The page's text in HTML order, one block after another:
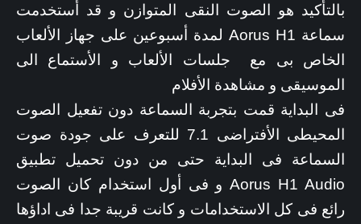
بالتأكيد هو الصوت النقى المتوازن و قد أستخدمت
سماعة Aorus H1 لمدة أسبوعين على جهاز الألعاب
الخاص بى مع جلسات الألعاب و الأستماع الى
الموسيقى و مشاهدة الأفلام
فى البداية قمت بتجربة السماعة دون تفعيل الصوت
المحيطى الأفتراضى 7.1 للتعرف على جودة صوت
السماعة فى البداية حتى من دون تحميل تطبيق
Aorus H1 Audio و فى أول استخدام كان الصوت
رائع فى كل الاستخدامات و كانت قريبة جدا فى اداؤها